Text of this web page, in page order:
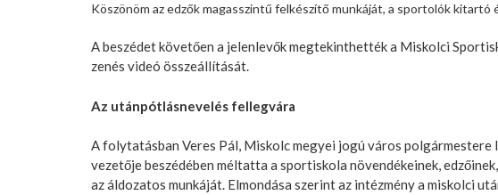
Köszönöm az edzők magasszintű felkészítő munkáját, a sportolók kitartó
A beszédet követően a jelenlevők megtekinthették a Miskolci
zenés videó összeállítását.
Az utánpótlásnevelés fellegvára
A folytatásban Veres Pál, Miskolc megyei jogú város
vezetője beszédében méltatta a sportiskola növendékeinek,
az áldozatos munkáját. Elmondása szerint az intézmény a miskolci